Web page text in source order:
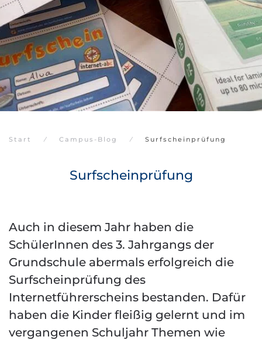
Start Campus-Blog Surfscheinprüfung
Surfscheinprüfung
Auch in diesem Jahr haben die
SchülerInnen des 3. Jahrgangs der
Grundschule abermals erfolgreich die
Surfscheinprüfung des
Internetführerscheins bestanden. Dafür
haben die Kinder fleißig gelernt und im
vergangenen Schuljahr Themen wie